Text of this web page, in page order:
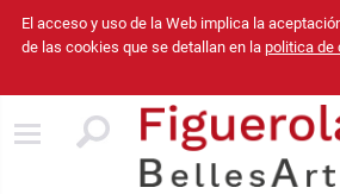
El acceso y uso de la Web implica la
de las cookies que se detallan en la politica de